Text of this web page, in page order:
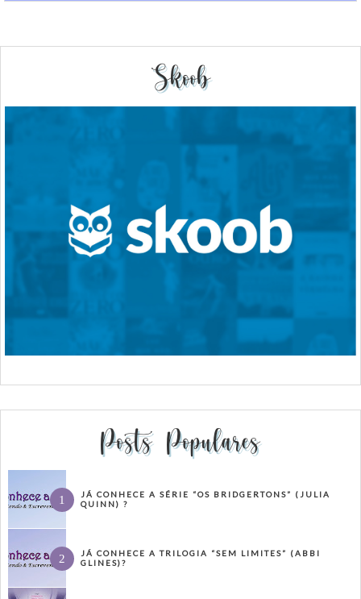
Skoob
Posts Populares
JÁ CONHECE A SÉRIE “OS BRIDGERTONS” (JULIA
QUINN) ?
JÁ CONHECE A TRILOGIA “SEM LIMITES” (ABBI
GLINES)?